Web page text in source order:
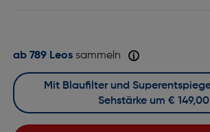
ab 789 Leossammeln
Mit Blaufilter und Superentspiegelung, ohne
Sehstärke um € 149,00